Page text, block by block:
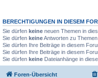
BERECHTIGUNGEN IN DIESEM
Sie dürfen keine neuen Themen in
Sie dürfen keineAntworten zu
Sie dürfen Ihre Beiträge in diesem
Sie dürfen Ihre Beiträge in diesem
Sie dürfen keine Dateianhänge in
Foren-Übersicht